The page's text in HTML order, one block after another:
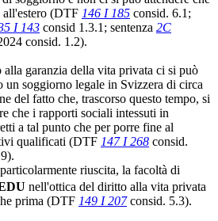
all'estero (DTF 146 I 185 consid. 6.1;
I 143 consid 1.3.1; sentenza 2C
consid. 1.2).
garanzia della vita privata ci si può
un soggiorno legale in Svizzera di circa
del fatto che, trascorso questo tempo, si
che i rapporti sociali intessuti in
a tal punto che per porre fine al
qualificati (DTF 147 I 268 consid.
riuscita, la facoltà di
nell'ottica del diritto alla vita privata
prima (DTF 149 I 207consid. 5.3).